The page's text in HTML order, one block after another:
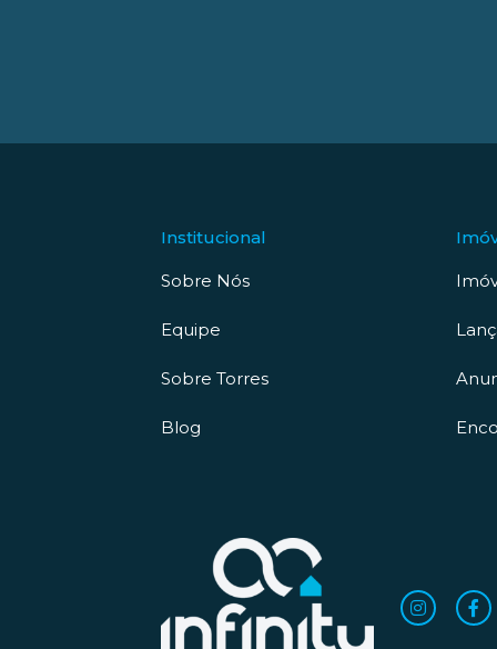
Institucional
Sobre Nós
Equipe
Sobre Torres
Blog